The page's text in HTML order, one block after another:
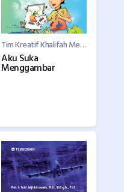
Tim Kreatif Khalifah Mediatama
Aku Suka
Menggambar